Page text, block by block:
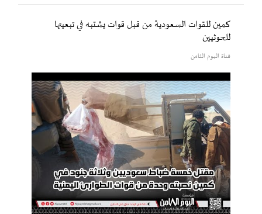
كمين للقوات السعودية من قبل قوات يشتبه في تبعيتها
للحوثيين
قناة اليوم الثامن